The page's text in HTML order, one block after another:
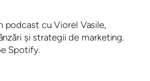
podcast cu Viorel Vasile,
și strategii de marketing.
Spotify.